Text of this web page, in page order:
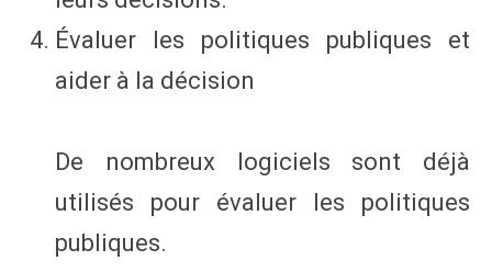
Évaluer les politiques publiques et
aider à la décision
De nombreux logiciels sont déjà
utilisés pour évaluer les politiques
publiques.